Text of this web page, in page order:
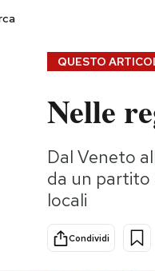
Consumismi
Storie/Idee
Ok Boomer!
QUESTO
Nelle
Dal Veneto
da un partito
locali
Condividi